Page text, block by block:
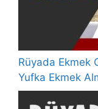
Rüyada Ekmek
Yufka Ekmek